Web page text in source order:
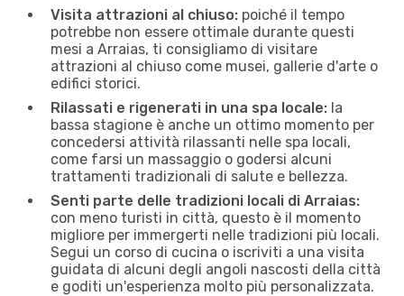
Visita attrazioni al chiuso: poiché il tempo
potrebbe non essere ottimale durante questi
mesi a Arraias, ti consigliamo di visitare
attrazioni al chiuso come musei, gallerie d'arte o
edifici storici.
Rilassati e rigenerati in una spa locale: la
bassa stagione è anche un ottimo momento per
concedersi attività rilassanti nelle spa locali,
come farsi un massaggio o godersi alcuni
trattamenti tradizionali di salute e bellezza.
Senti parte delle tradizioni locali di Arraias:
con meno turisti in città, questo è il momento
migliore per immergerti nelle tradizioni più locali.
Segui un corso di cucina o iscriviti a una visita
guidata di alcuni degli angoli nascosti della città
e goditi un'esperienza molto più personalizzata.